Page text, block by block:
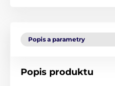
Popis a parametry
Popis produktu